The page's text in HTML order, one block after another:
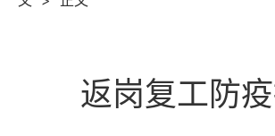
返岗复工防